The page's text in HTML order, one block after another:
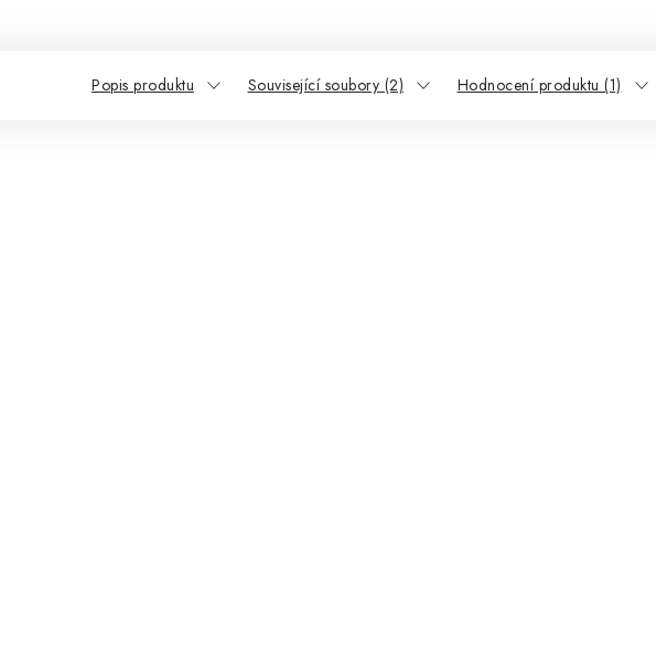
Popis produktu Související soubory (2) Hodnocení produktu (1)